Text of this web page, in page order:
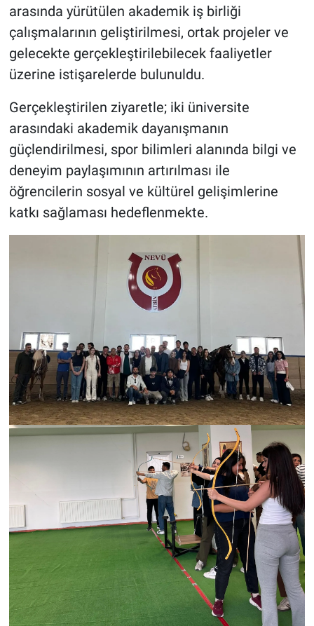
arasında yürütülen akademik iş birliği
çalışmalarının geliştirilmesi, ortak projeler ve
gelecekte gerçekleştirilebilecek faaliyetler
üzerine istişarelerde bulunuldu.
Gerçekleştirilen ziyaretle; iki üniversite
arasındaki akademik dayanışmanın
güçlendirilmesi, spor bilimleri alanında bilgi ve
deneyim paylaşımının artırılması ile
öğrencilerin sosyal ve kültürel gelişimlerine
katkı sağlaması hedeflenmekte.